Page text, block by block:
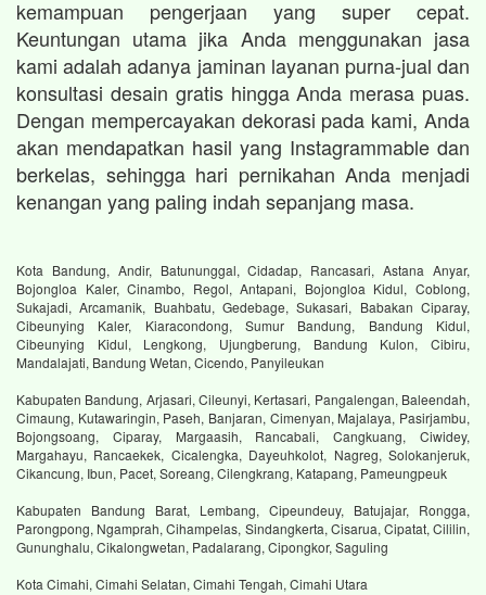
kemampuan pengerjaan yang super cepat.
Keuntungan utama jika Anda menggunakan jasa
kami adalah adanya jaminan layanan purna-jual dan
konsultasi desain gratis hingga Anda merasa puas.
Dengan mempercayakan dekorasi pada kami, Anda
akan mendapatkan hasil yang Instagrammable dan
berkelas, sehingga hari pernikahan Anda menjadi
kenangan yang paling indah sepanjang masa.
Kota Bandung, Andir, Batununggal, Cidadap, Rancasari, Astana Anyar,
Bojongloa Kaler, Cinambo, Regol, Antapani, Bojongloa Kidul, Coblong,
Sukajadi, Arcamanik, Buahbatu, Gedebage, Sukasari, Babakan Ciparay,
Cibeunying Kaler, Kiaracondong, Sumur Bandung, Bandung Kidul,
Cibeunying Kidul, Lengkong, Ujungberung, Bandung Kulon, Cibiru,
Mandalajati, Bandung Wetan, Cicendo, Panyileukan
Kabupaten Bandung, Arjasari, Cileunyi, Kertasari, Pangalengan, Baleendah,
Cimaung, Kutawaringin, Paseh, Banjaran, Cimenyan, Majalaya, Pasirjambu,
Bojongsoang, Ciparay, Margaasih, Rancabali, Cangkuang, Ciwidey,
Margahayu, Rancaekek, Cicalengka, Dayeuhkolot, Nagreg, Solokanjeruk,
Cikancung, Ibun, Pacet, Soreang, Cilengkrang, Katapang, Pameungpeuk
Kabupaten Bandung Barat, Lembang, Cipeundeuy, Batujajar, Rongga,
Parongpong, Ngamprah, Cihampelas, Sindangkerta, Cisarua, Cipatat, Cililin,
Gununghalu, Cikalongwetan, Padalarang, Cipongkor, Saguling
Kota Cimahi, Cimahi Selatan, Cimahi Tengah, Cimahi Utara